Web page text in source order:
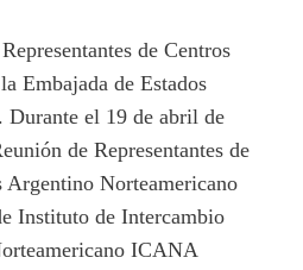
de Centros
Embajada de Estados
Durante el 19 de abril de
de Representantes de
Argentino Norteamericano
Instituto de Intercambio
ICANA